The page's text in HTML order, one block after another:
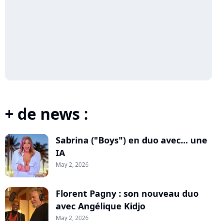
+ de news :
Sabrina ("Boys") en duo avec... une
IA
May 2, 2026
Florent Pagny : son nouveau duo
avec Angélique Kidjo
May 2, 2026